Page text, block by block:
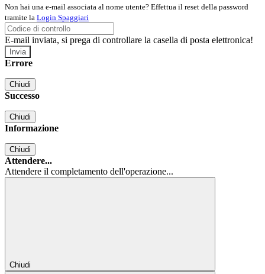
Non hai una e-mail associata al nome utente? Effettua il reset della password
tramite la Login Spaggiari
E-mail inviata, si prega di controllare la casella di posta elettronica!
Errore
Chiudi
Successo
Chiudi
Informazione
Chiudi
Attendere...
Attendere il completamento dell'operazione...
Chiudi